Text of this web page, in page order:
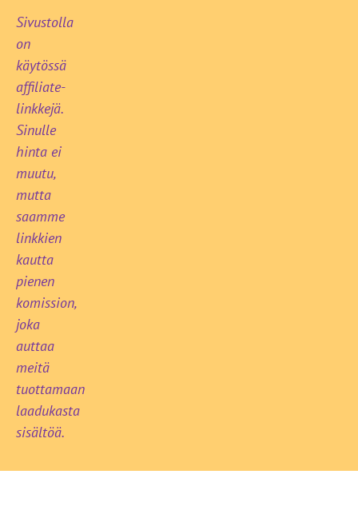
Sivustolla
on
käytössä
affiliate-
linkkejä.
Sinulle
hinta ei
muutu,
mutta
saamme
linkkien
kautta
pienen
komission,
joka
auttaa
meitä
tuottamaan
laadukasta
sisältöä.